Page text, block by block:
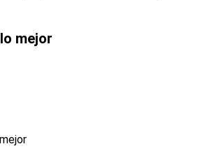
mejor